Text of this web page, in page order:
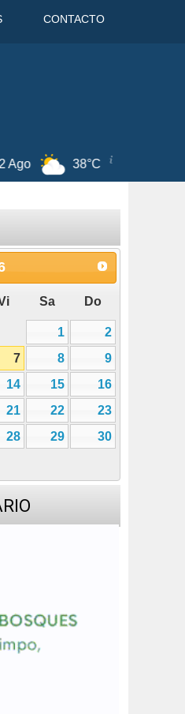
CONTACTO
7 Ago
Sa Do
1
2
7 8
9
14 15
16
21 22
23
28 29
30